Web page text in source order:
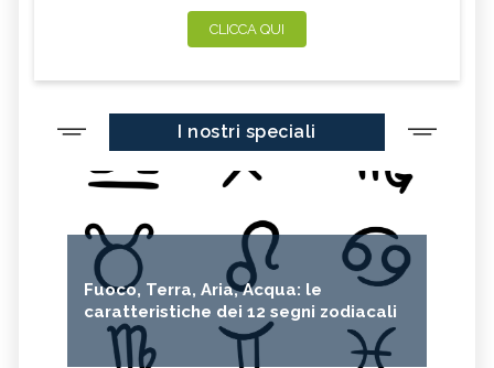
CLICCA QUI
I nostri speciali
Fuoco, Terra, Aria, Acqua: le
caratteristiche dei 12 segni zodiacali